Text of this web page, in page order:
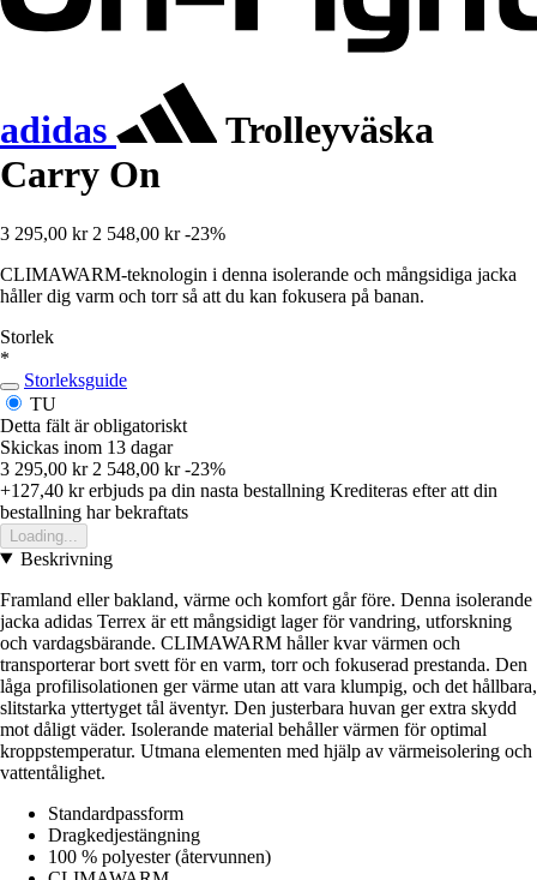
adidas
Trolleyväska
Carry On
3 295,00 kr 2 548,00 kr -23%
CLIMAWARM-teknologin i denna isolerande och mångsidiga jacka
håller dig varm och torr så att du kan fokusera på banan.
Storlek
*
Storleksguide
TU
Detta fält är obligatoriskt
Skickas inom 13 dagar
3 295,00 kr 2 548,00 kr -23%
+127,40 krerbjuds pa din nasta bestallning Krediteras efter att din
bestallning har bekraftats
Loading...
Beskrivning
Framland eller bakland, värme och komfort går före. Denna isolerande
jacka adidas Terrex är ett mångsidigt lager för vandring, utforskning
och vardagsbärande. CLIMAWARM håller kvar värmen och
transporterar bort svett för en varm, torr och fokuserad prestanda. Den
låga profilisolationen ger värme utan att vara klumpig, och det hållbara,
slitstarka yttertyget tål äventyr. Den justerbara huvan ger extra skydd
mot dåligt väder. Isolerande material behåller värmen för optimal
kroppstemperatur. Utmana elementen med hjälp av värmeisolering och
vattentålighet.
Standardpassform
Dragkedjestängning
100 % polyester (återvunnen)